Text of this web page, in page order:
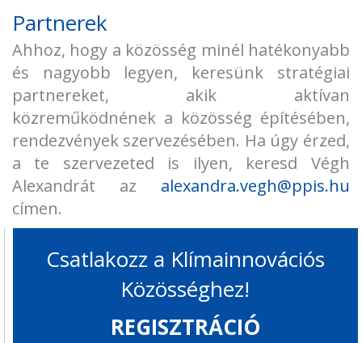
Partnerek
Ahhoz, hogy a közösség minél hatékonyabb
és nagyobb legyen, keresünk stratégiai
partnereket, akik aktívan
közreműködnének a közösség építésében,
rendezvények szervezésében. Ha úgy érzed,
a te szervezeted is ilyen, keresd Végh
Alexandrát az alexandra.vegh@ppis.hu
címen.
Csatlakozz a Klímainnovációs
Közösséghez!
REGISZTRÁCIÓ